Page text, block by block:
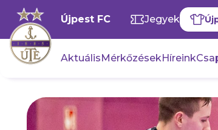
Újpest FC Jegyek
AktuálisMérkőzésekHíreink